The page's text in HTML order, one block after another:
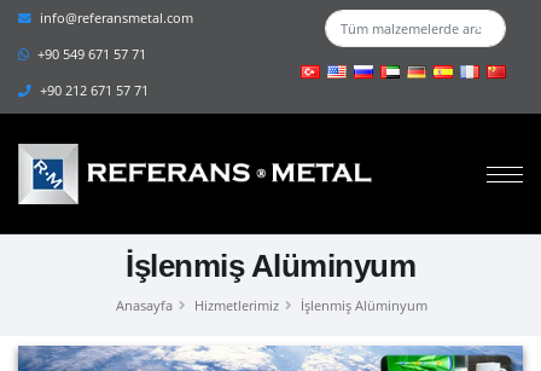
info@referansmetal.com
+90 549 671 57 71
+90 212 671 57 71
İşlenmiş Alüminyum
Anasayfa Hizmetlerimiz İşlenmiş Alüminyum